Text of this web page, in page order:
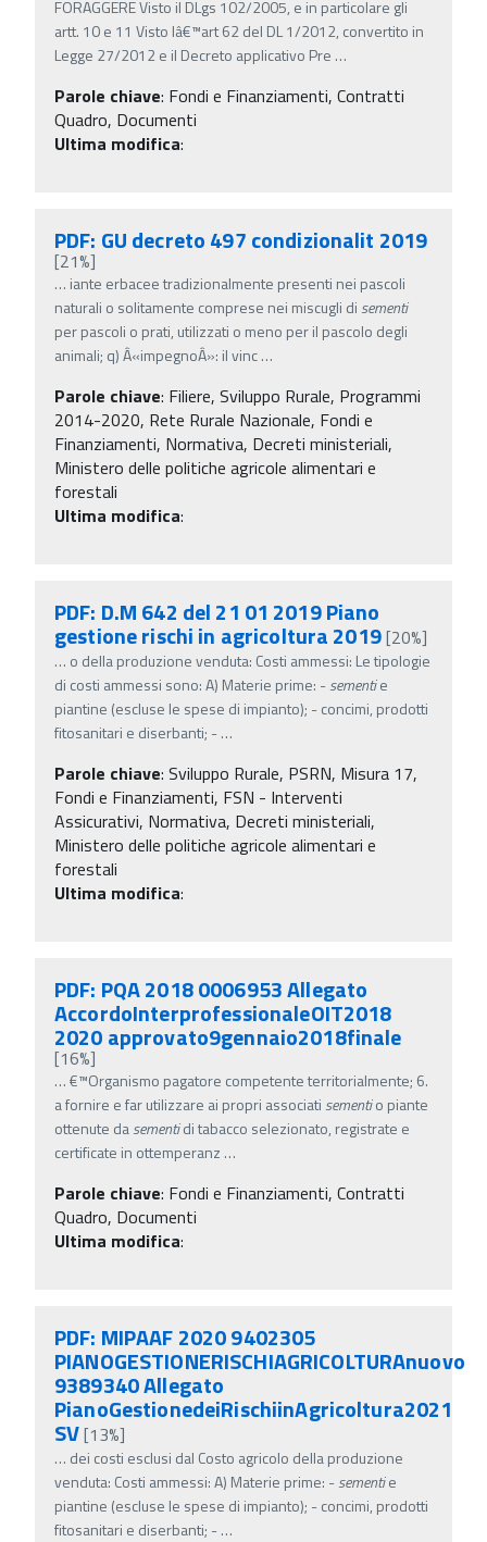
FORAGGERE Visto il DLgs 102/2005, e in particolare gli
artt. 10 e 11 Visto lâ€™art 62 del DL 1/2012, convertito in
Legge 27/2012 e il Decreto applicativo Pre …
Parole chiave: Fondi e Finanziamenti, Contratti
Quadro, Documenti
Ultima modifica:
PDF: GU decreto 497 condizionalit 2019
[21%]
… iante erbacee tradizionalmente presenti nei pascoli
naturali o solitamente comprese nei miscugli di sementi
per pascoli o prati, utilizzati o meno per il pascolo degli
animali; q) Â«impegnoÂ»: il vinc…
Parole chiave: Filiere, Sviluppo Rurale, Programmi
2014-2020, Rete Rurale Nazionale, Fondi e
Finanziamenti, Normativa, Decreti ministeriali,
Ministero delle politiche agricole alimentari e
forestali
Ultima modifica:
PDF: D.M 642 del 21 01 2019 Piano
gestione rischi in agricoltura 2019[20%]
… o della produzione venduta: Costi ammessi: Le tipologie
di costi ammessi sono: A) Materie prime: -sementie
piantine (escluse le spese di impianto); - concimi, prodotti
fitosanitari e diserbanti; -…
Parole chiave: Sviluppo Rurale, PSRN, Misura 17,
Fondi e Finanziamenti, FSN - Interventi
Assicurativi, Normativa, Decreti ministeriali,
Ministero delle politiche agricole alimentari e
forestali
Ultima modifica:
PDF: PQA 2018 0006953 Allegato
AccordoInterprofessionaleOIT2018
2020 approvato9gennaio2018finale
[16%]
…€™Organismo pagatore competente territorialmente; 6.
a fornire e far utilizzare ai propri associati sementio piante
ottenute dasementidi tabacco selezionato, registrate e
certificate in ottemperanz …
Parole chiave: Fondi e Finanziamenti, Contratti
Quadro, Documenti
Ultima modifica:
PDF: MIPAAF 2020 9402305
PIANOGESTIONERISCHIAGRICOLTURAnuovo
9389340 Allegato
PianoGestionedeiRischiinAgricoltura2021
SV[13%]
… dei costi esclusi dal Costo agricolo della produzione
venduta: Costi ammessi: A) Materie prime: -sementie
piantine (escluse le spese di impianto); - concimi, prodotti
fitosanitari e diserbanti; -…